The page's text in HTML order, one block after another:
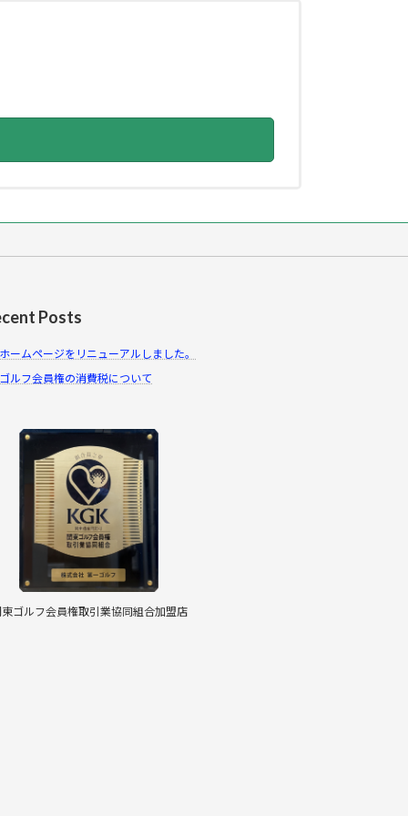
Posts
ホームページをリニューアルしました。
ゴルフ会員権の消費税について
東ゴルフ会員権取引業協同組合加盟店